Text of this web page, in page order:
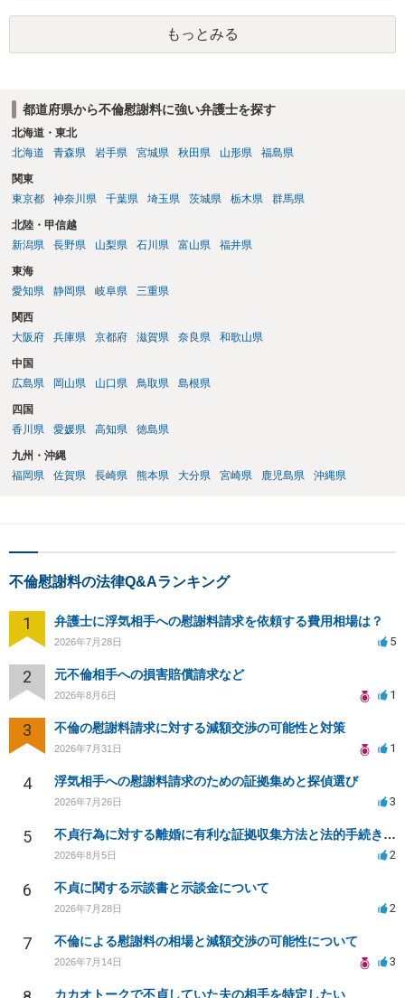
に訴訟されても法的に成立しません。質問５は認知すると養育費支払
い、相続権が発生します。合意があれば法的に可能ですが法律で強制
することはできません。質問６は可能です。質問７は不貞行為の写真
もっとみる
都道府県から不倫慰謝料に強い弁護士を探す
北海道・東北
北海道
青森県 岩手県 宮城県 秋田県 山形県 福島県
関東
東京都
神奈川県 千葉県 埼玉県 茨城県 栃木県 群馬県
北陸・甲信越
新潟県
長野県 山梨県 石川県 富山県 福井県
東海
愛知県
静岡県 岐阜県 三重県
関西
大阪府
兵庫県 京都府 滋賀県 奈良県 和歌山県
中国
広島県
岡山県 山口県 鳥取県 島根県
四国
香川県
愛媛県 高知県 徳島県
九州・沖縄
福岡県
佐賀県 長崎県 熊本県 大分県 宮崎県 鹿児島県 沖縄県
不倫慰謝料の法律Q&Aランキング
1 弁護士に浮気相手への慰謝料請求を依頼する費用相場は？
2026年7月28日 5
2 元不倫相手への損害賠償請求など
2026年8月6日 1
3 不倫の慰謝料請求に対する減額交渉の可能性と対策
2026年7月31日 1
4 浮気相手への慰謝料請求のための証拠集めと探偵選び
2026年7月26日 3
5 不貞行為に対する離婚に有利な証拠収集方法と法的手続きについて
2026年8月5日 2
6 不貞に関する示談書と示談金について
2026年7月28日 2
7 不倫による慰謝料の相場と減額交渉の可能性について
2026年7月14日 3
カカオトークで不貞していた夫の相手を特定したい